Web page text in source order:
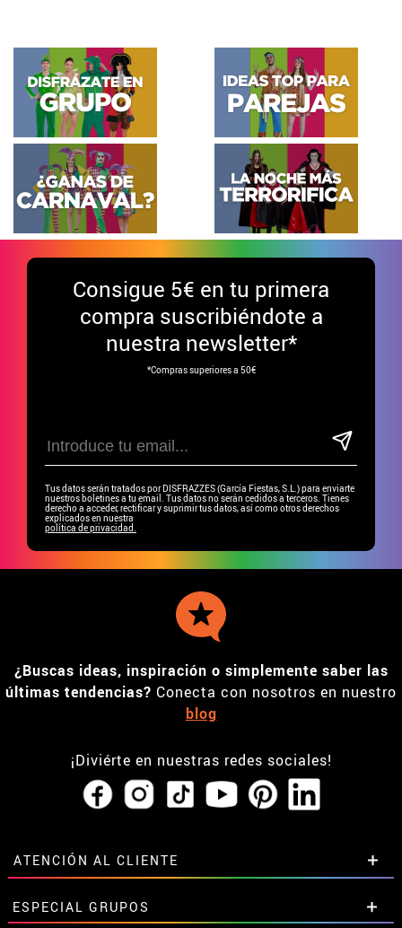
Consigue 5€ en tu primera
compra suscribiéndote a
nuestra newsletter*
*Compras superiores a 50€
Tus datos serán tratados por DISFRAZZES (García Fiestas, S.L.) para enviarte
nuestros boletines a tu email. Tus datos no serán cedidos a terceros. Tienes
derecho a acceder, rectificar y suprimir tus datos, así como otros derechos
explicados en nuestra
política de privacidad.
¿Buscas ideas, inspiración o simplemente saber las
últimas tendencias? Conecta con nosotros en nuestro
blog
¡Diviérte en nuestras redes sociales!
ATENCIÓN AL CLIENTE
• Horario tienda IBI
ESPECIAL GRUPOS